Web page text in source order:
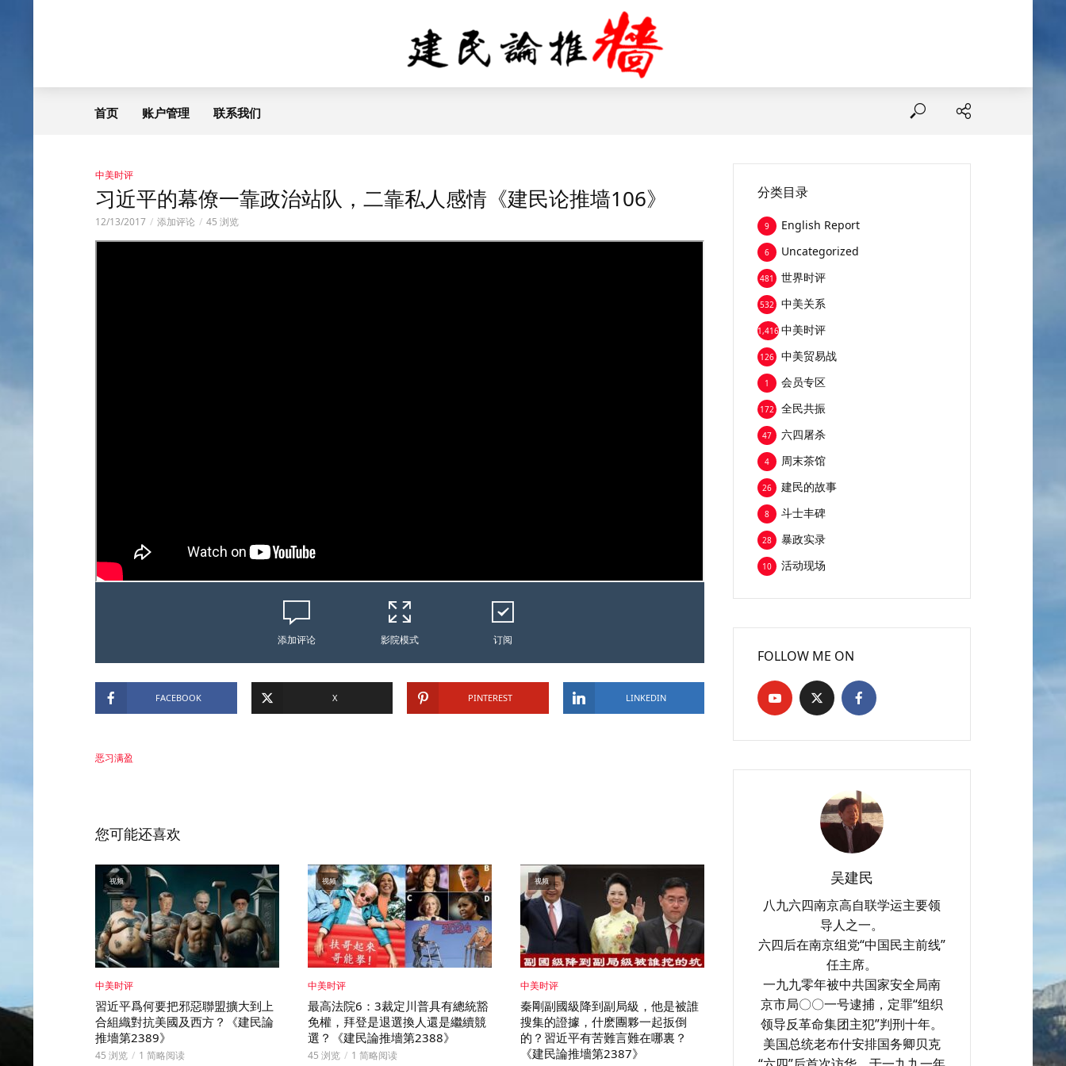
首页 账户管理 联系我们
中美时评
习近平的幕僚一靠政治站队，二靠私人感情《建民论推墙106》
12/13/2017 添加评论 45 浏览
添加评论 影院模式 订阅
FACEBOOK X PINTEREST LINKEDIN
恶习满盈
您可能还喜欢
视频
中美时评
習近平爲何要把邪惡聯盟擴大到上
合組織對抗美國及西方？《建民論
推墻第2389》
45 浏览 1 简略阅读
视频
中美时评
最高法院6：3裁定川普具有總統豁
免權，拜登是退選換人還是繼續競
選？《建民論推墻第2388》
45 浏览 1 简略阅读
视频
中美时评
秦剛副國級降到副局級，他是被誰
搜集的證據，什麽團夥一起扳倒
的？習近平有苦難言難在哪裏？
《建民論推墻第2387》
分类目录
English Report
9
Uncategorized
6
世界时评
481
中美关系
532
中美时评
1,416
中美贸易战
126
会员专区
1
全民共振
172
六四屠杀
47
周末茶馆
4
建民的故事
26
斗士丰碑
8
暴政实录
28
活动现场
10
FOLLOW ME ON
吴建民
八九六四南京高自联学运主要领
导人之一。
六四后在南京组党“中国民主前线”
任主席。
一九九零年被中共国家安全局南
京市局〇〇一号逮捕，定罪“组织
领导反革命集团主犯”判刑十年。
美国总统老布什安排国务卿贝克